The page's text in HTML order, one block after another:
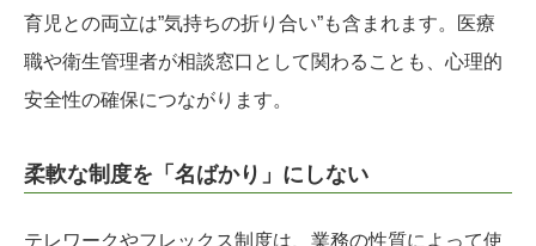
育児との両立は”気持ちの折り合い”も含まれます。医療
職や衛生管理者が相談窓口として関わることも、心理的
安全性の確保につながります。
柔軟な制度を「名ばかり」にしない
テレワークやフレックス制度は、業務の性質によって使